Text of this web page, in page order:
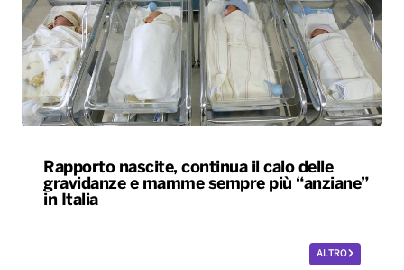
Rapporto nascite, continua il calo delle
gravidanze e mamme sempre più “anziane”
in Italia
ALTRO